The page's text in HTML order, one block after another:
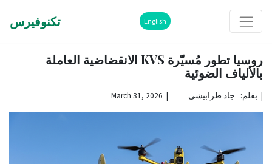
English تكنوفيرس
روسيا تطور مُسيّرة KVS الانقضاضية العاملة
بالألياف الضوئية
| بقلم: جاد طرابيشي | March 31, 2026